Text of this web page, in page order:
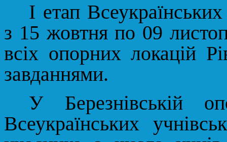
І етап
з 15 жовтня по 09
всіх опорних локацій
завданнями.
У Березнівській
Всеукраїнських